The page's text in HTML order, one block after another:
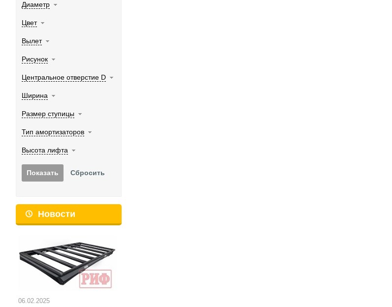
Диаметр
Цвет
Вылет
Рисунок
Центральное отверстие D
Ширина
Размер ступицы
Тип амортизаторов
Высота лифта
Новости
06.02.2025